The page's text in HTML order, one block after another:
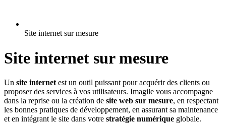
Site internet sur mesure
Site internet sur mesure
Un site internet est un outil puissant pour acquérir des clients ou
proposer des services à vos utilisateurs. Imagile vous accompagne
dans la reprise ou la création de site web sur mesure, en respectant
les bonnes pratiques de développement, en assurant sa maintenance
et en intégrant le site dans votre stratégie numérique globale.